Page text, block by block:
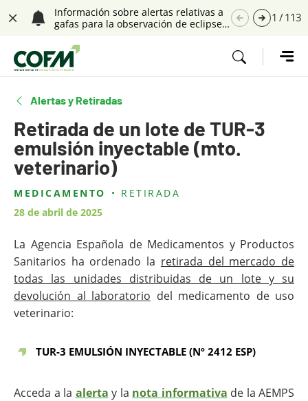
Saltar navegación. Ir directamente al contenido principal
Información sobre alertas relativas a
gafas para la observación de eclipses
1 /113
Tecla de acceso 1
Alertas y Retiradas
Retirada de un lote de TUR-3
emulsión inyectable (mto.
veterinario)
Contenido principal
MEDICAMENTO
RETIRADA
28 de abril de 2025
La Agencia Española de Medicamentos y Productos
Sanitarios ha ordenado la retirada del mercado de
todas las unidades distribuidas de un lote y su
devolución al laboratorio del medicamento de uso
veterinario:
TUR-3 EMULSIÓN INYECTABLE (Nº 2412 ESP)
Acceda a la alerta y la nota informativa de la AEMPS